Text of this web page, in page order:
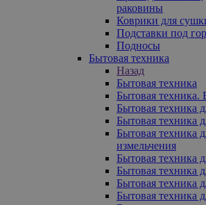
раковины
Коврики для
Подставки под
Подносы
Бытовая техника
Назад
Бытовая техника
Бытовая техника.
Бытовая техника
Бытовая техника
Бытовая техника
измельчения
Бытовая техника
Бытовая техника
Бытовая техника
Бытовая техника